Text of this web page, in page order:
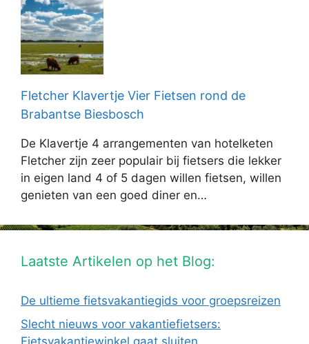
Fletcher Klavertje Vier Fietsen rond de
Brabantse Biesbosch
De Klavertje 4 arrangementen van hotelketen
Fletcher zijn zeer populair bij fietsers die lekker
in eigen land 4 of 5 dagen willen fietsen, willen
genieten van een goed diner en…
Laatste Artikelen op het Blog:
De ultieme fietsvakantiegids voor groepsreizen
Slecht nieuws voor vakantiefietsers:
Fietsvakantiewinkel gaat sluiten